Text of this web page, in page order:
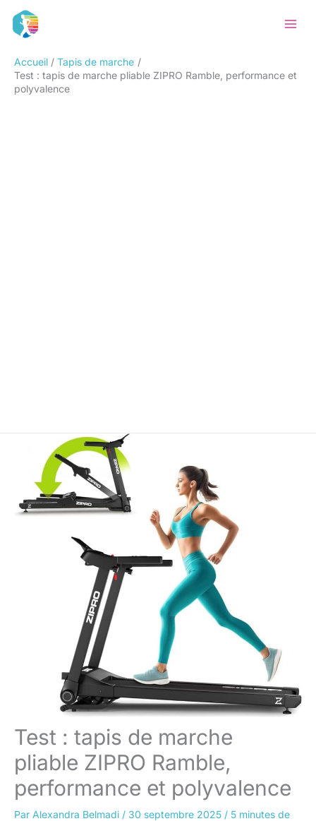
Accueil
Tapis de marche
Test : tapis de marche pliable ZIPRO Ramble, performance et
polyvalence
Test : tapis de marche
pliable ZIPRO Ramble,
performance et polyvalence
Par Alexandra Belmadi / 30 septembre 2025 / 5 minutes de
Rechercher